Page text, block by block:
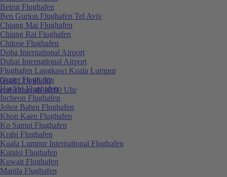
0848 / 19 96 00
erreichbar ab 10:00 Uhr
Beirut Flughafen
Ben Gurion Flughafen Tel Aviv
Chiang Mai Flughafen
Chiang Rai Flughafen
Chitose Flughafen
Doha International Airport
Dubai International Airport
Flughafen Langkawi Kuala Lumpur
Guam Flughafen
Hat Yai Flughafen
Incheon Flughafen
Johor Bahru Flughafen
Khon Kaen Flughafen
Ko Samui Flughafen
Krabi Flughafen
Kuala Lumpur International Flughafen
Kutaisi Flughafen
Kuwait Flughafen
Manila Flughafen